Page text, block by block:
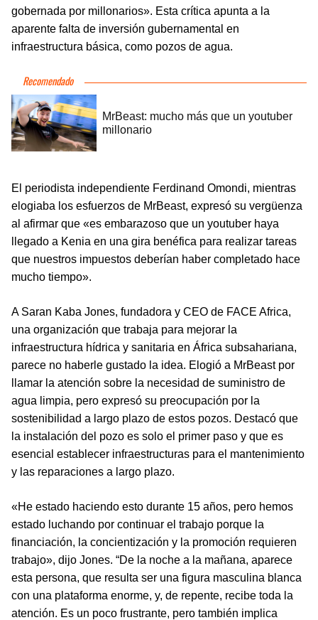
gobernada por millonarios». Esta crítica apunta a la
aparente falta de inversión gubernamental en
infraestructura básica, como pozos de agua.
El periodista independiente Ferdinand Omondi, mientras
elogiaba los esfuerzos de MrBeast, expresó su vergüenza
al afirmar que «es embarazoso que un youtuber haya
llegado a Kenia en una gira benéfica para realizar tareas
que nuestros impuestos deberían haber completado hace
mucho tiempo».
A Saran Kaba Jones, fundadora y CEO de FACE Africa,
una organización que trabaja para mejorar la
infraestructura hídrica y sanitaria en África subsahariana,
parece no haberle gustado la idea. Elogió a MrBeast por
llamar la atención sobre la necesidad de suministro de
agua limpia, pero expresó su preocupación por la
sostenibilidad a largo plazo de estos pozos. Destacó que
la instalación del pozo es solo el primer paso y que es
esencial establecer infraestructuras para el mantenimiento
y las reparaciones a largo plazo.
«He estado haciendo esto durante 15 años, pero hemos
estado luchando por continuar el trabajo porque la
financiación, la concientización y la promoción requieren
trabajo», dijo Jones. “De la noche a la mañana, aparece
esta persona, que resulta ser una figura masculina blanca
con una plataforma enorme, y, de repente, recibe toda la
atención. Es un poco frustrante, pero también implica